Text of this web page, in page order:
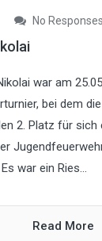
No Responses
war am
bei dem
2. Platz für sich
war ein Ries...
Read More